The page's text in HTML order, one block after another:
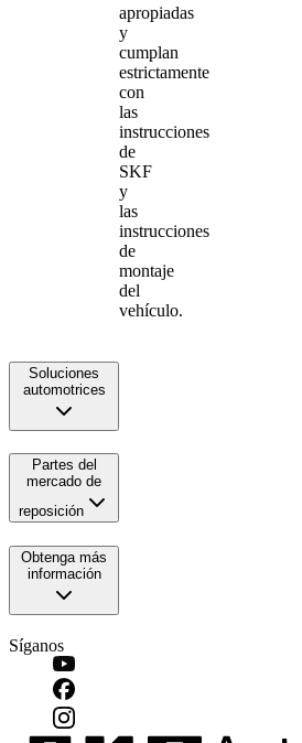
apropiadas
y
cumplan
estrictamente
con
las
instrucciones
de
SKF
y
las
instrucciones
de
montaje
del
vehículo.
Soluciones
automotrices
Partes del
mercado de
reposición
Obtenga más
información
Síganos